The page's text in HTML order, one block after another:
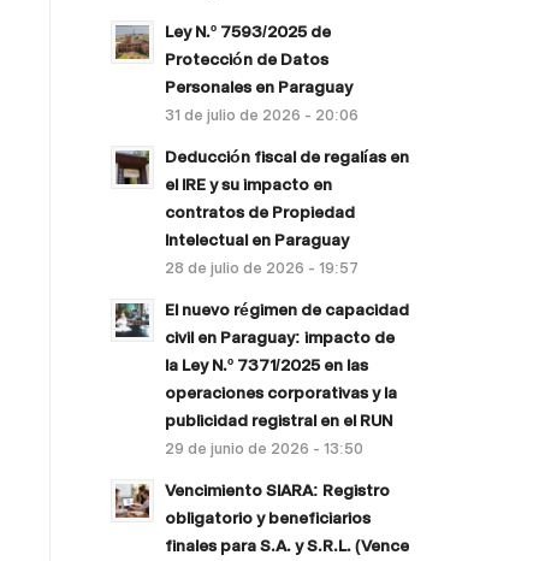
Ley N.º 7593/2025 de
Protección de Datos
Personales en Paraguay
31 de julio de 2026 - 20:06
Deducción fiscal de regalías en
el IRE y su impacto en
contratos de Propiedad
Intelectual en Paraguay
28 de julio de 2026 - 19:57
El nuevo régimen de capacidad
civil en Paraguay: impacto de
la Ley N.º 7371/2025 en las
operaciones corporativas y la
publicidad registral en el RUN
29 de junio de 2026 - 13:50
Vencimiento SIARA: Registro
obligatorio y beneficiarios
finales para S.A. y S.R.L. (Vence